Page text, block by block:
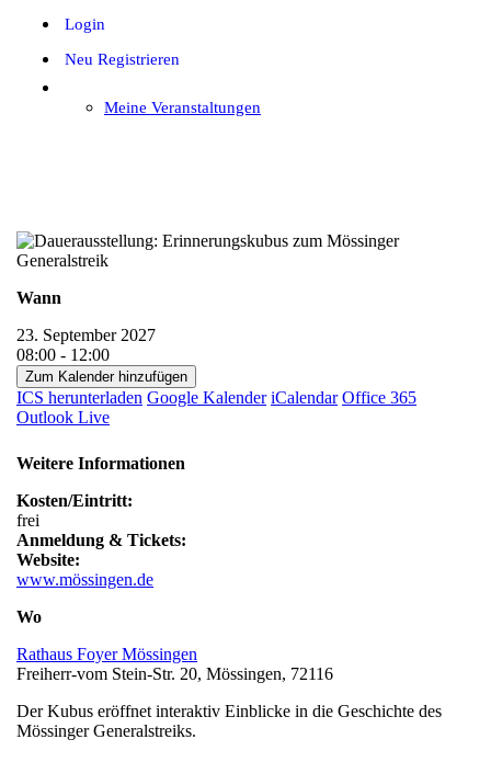
Login
Neu Registrieren
Meine Veranstaltungen
Wann
23. September 2027
08:00 - 12:00
Zum Kalender hinzufügen
ICS herunterladen Google Kalender iCalendar Office 365
Outlook Live
Weitere Informationen
Kosten/Eintritt:
frei
Anmeldung & Tickets:
Website:
www.mössingen.de
Wo
Rathaus Foyer Mössingen
Freiherr-vom Stein-Str. 20, Mössingen, 72116
Der Kubus eröffnet interaktiv Einblicke in die Geschichte des
Mössinger Generalstreiks.